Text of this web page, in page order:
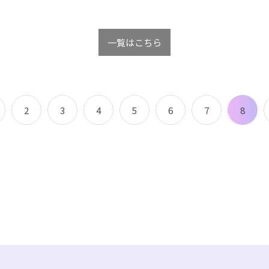
一覧はこちら
2 3 4 5 6 7 8